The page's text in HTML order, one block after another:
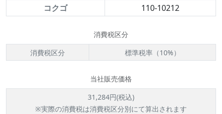
コクゴ
110-10212
消費税区分
消費税区分
標準税率（10%）
当社販売価格
31,284円(税込)
※実際の消費税は消費税区分別にて算出されます